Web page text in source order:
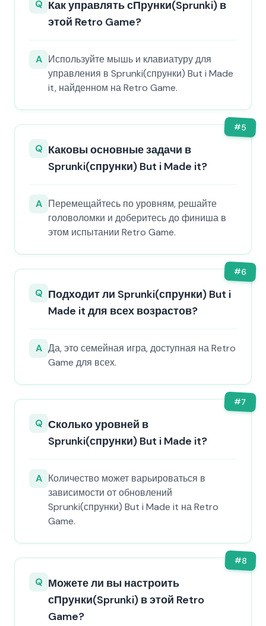
Q Как управлять сПрунки(Sprunki) в
этой Retro Game?
A Используйте мышь и клавиатуру для
управления в Sprunki(спрунки) But i Made
it, найденном на Retro Game.
#5
Q Каковы основные задачи в
Sprunki(спрунки) But i Made it?
A Перемещайтесь по уровням, решайте
головоломки и доберитесь до финиша в
этом испытании Retro Game.
#6
Q Подходит ли Sprunki(спрунки) But i
Made it для всех возрастов?
A Да, это семейная игра, доступная на Retro
Game для всех.
#7
Q Сколько уровней в
Sprunki(спрунки) But i Made it?
A Количество может варьироваться в
зависимости от обновлений
Sprunki(спрунки) But i Made it на Retro
Game.
#8
Q Можете ли вы настроить
сПрунки(Sprunki) в этой Retro
Game?